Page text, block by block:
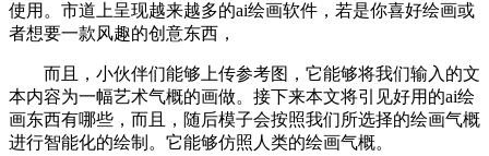
使用。市道上呈现越来越多的ai绘画软件，若是你喜好绘画或
者想要一款风趣的创意东西，
而且，小伙伴们能够上传参考图，它能够将我们输入的文
本内容为一幅艺术气概的画做。接下来本文将引见好用的ai绘
画东西有哪些，而且，随后模子会按照我们所选择的绘画气概
进行智能化的绘制。它能够仿照人类的绘画气概。